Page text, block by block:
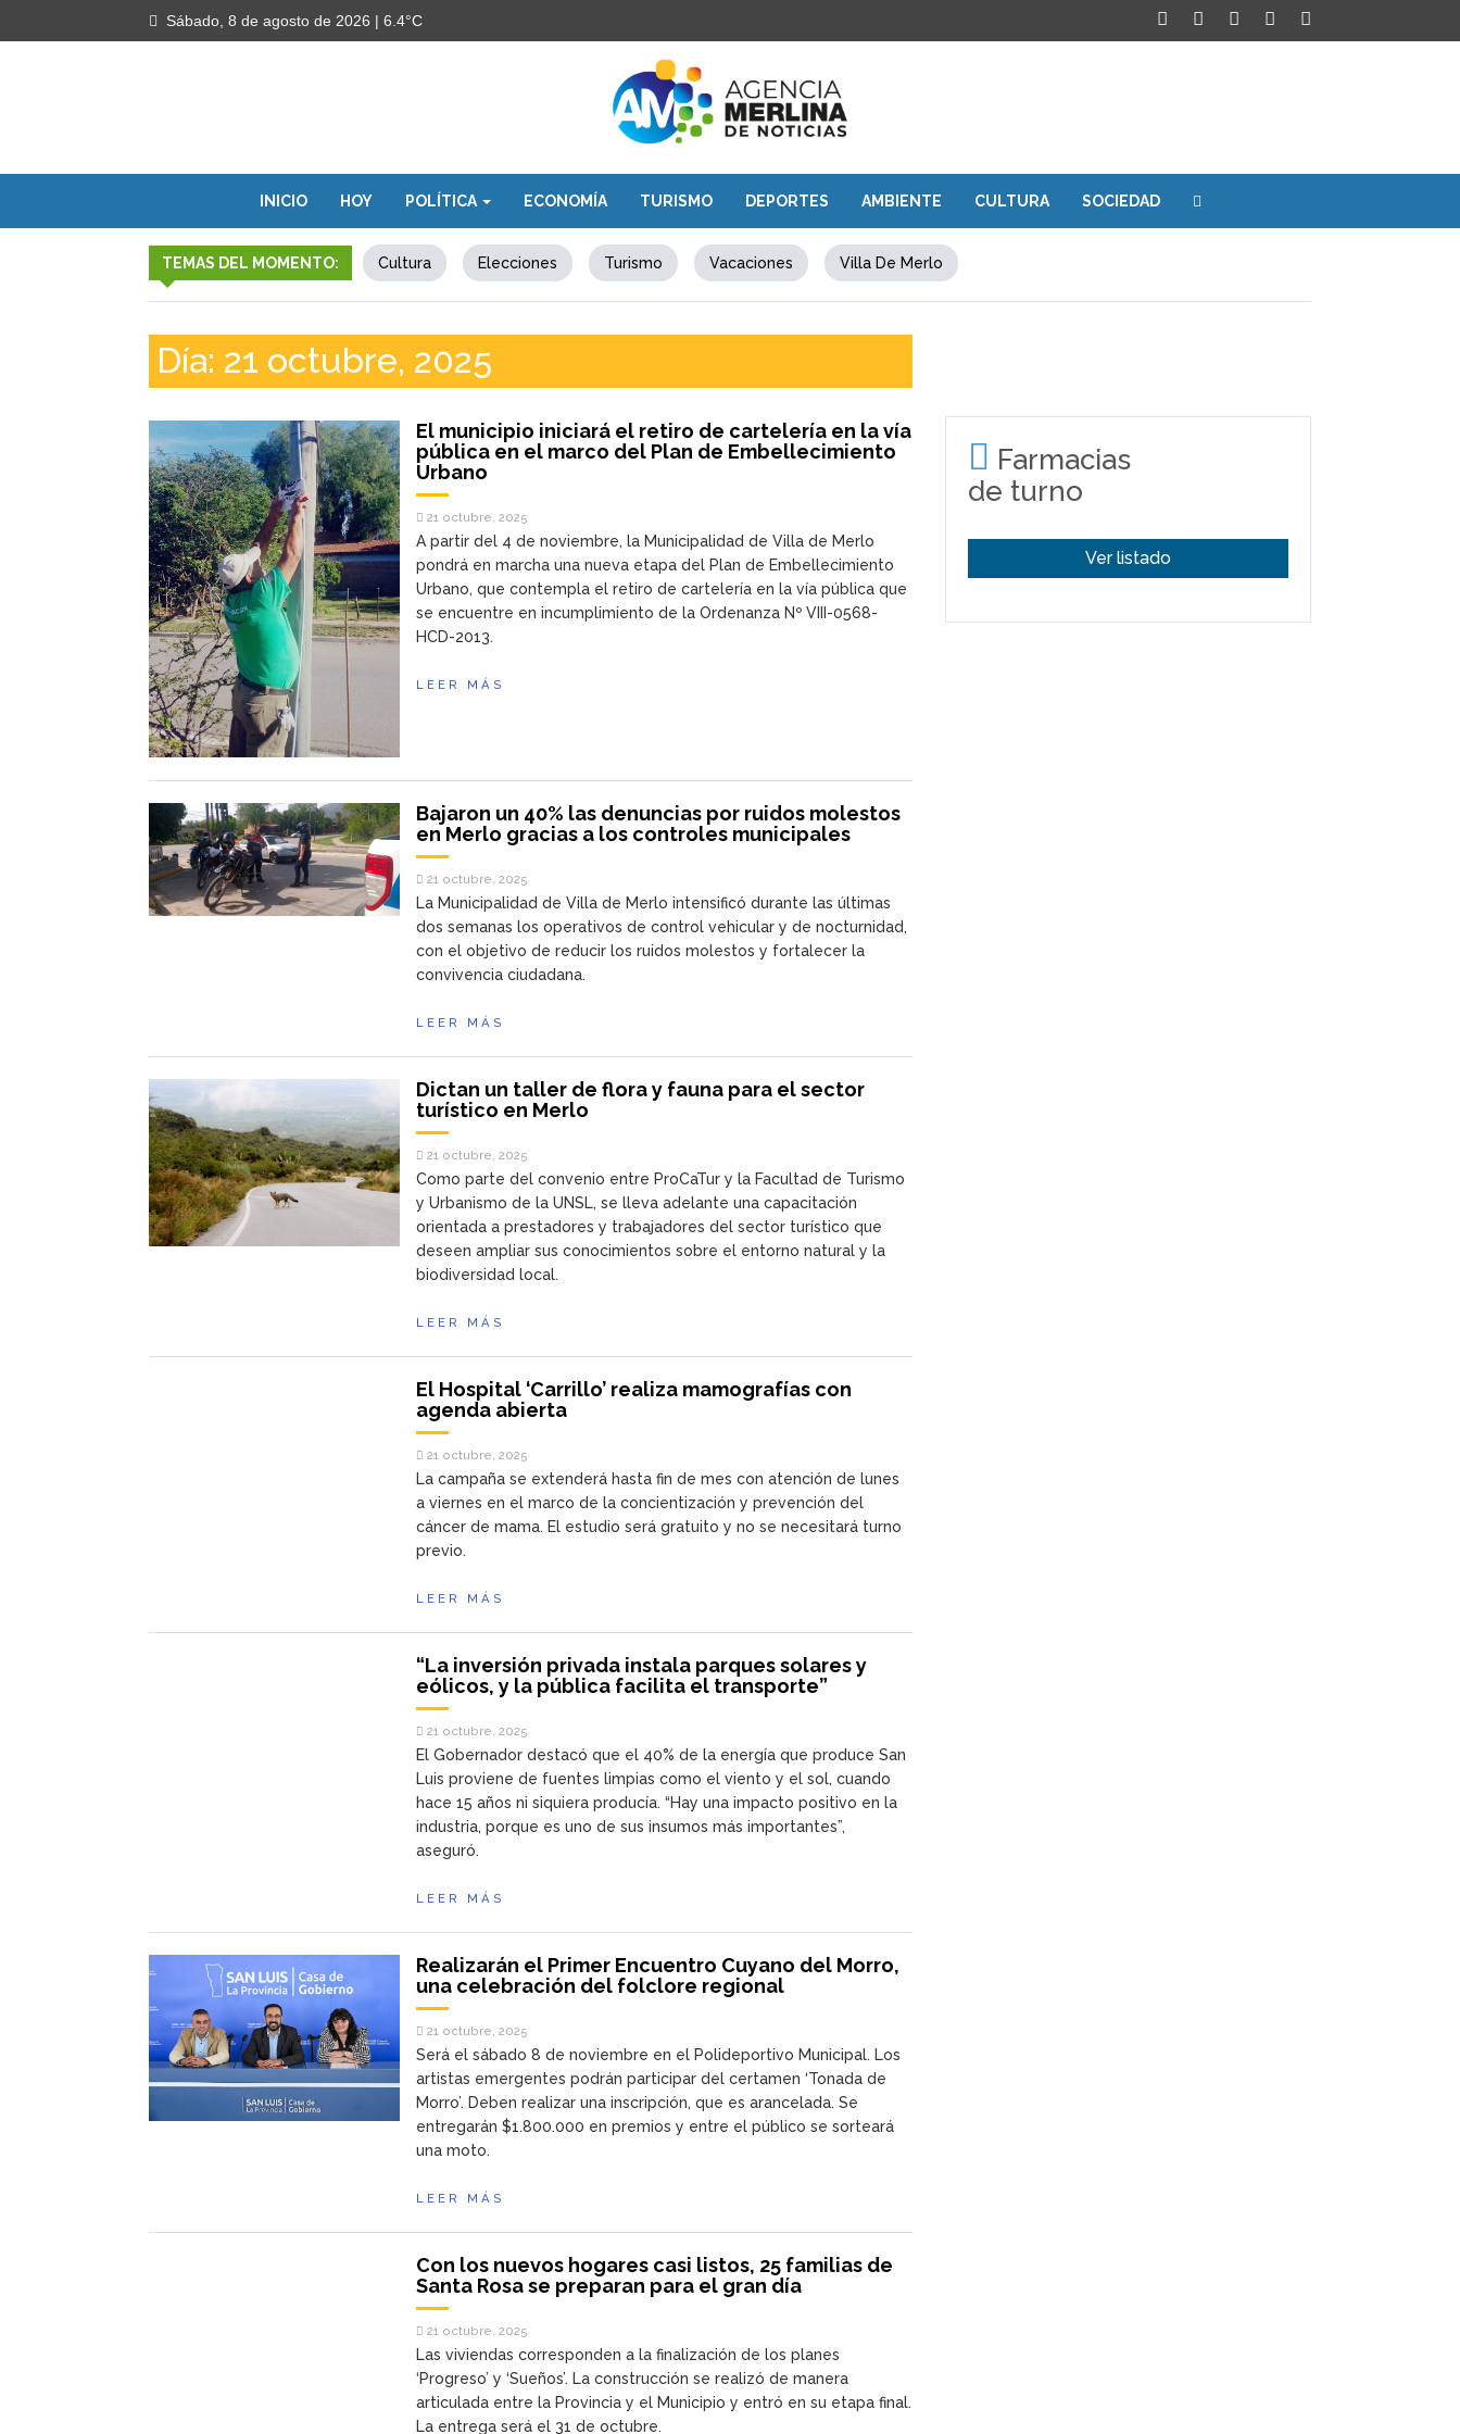
Sábado, 8 de agosto de 2026 | 6.4°C
INICIO HOY POLÍTICA ECONOMÍA TURISMO DEPORTES AMBIENTE CULTURA SOCIEDAD
TEMAS DEL MOMENTO: Cultura Elecciones Turismo Vacaciones Villa De Merlo
Día: 21 octubre, 2025
El municipio iniciará el retiro de cartelería en la vía
pública en el marco del Plan de Embellecimiento
Urbano
21 octubre, 2025
A partir del 4 de noviembre, la Municipalidad de Villa de Merlo
pondrá en marcha una nueva etapa del Plan de Embellecimiento
Urbano, que contempla el retiro de cartelería en la vía pública que
se encuentre en incumplimiento de la Ordenanza Nº VIII-0568-
HCD-2013.
LEER MÁS
Bajaron un 40% las denuncias por ruidos molestos
en Merlo gracias a los controles municipales
21 octubre, 2025
La Municipalidad de Villa de Merlo intensificó durante las últimas
dos semanas los operativos de control vehicular y de nocturnidad,
con el objetivo de reducir los ruidos molestos y fortalecer la
convivencia ciudadana.
LEER MÁS
Dictan un taller de flora y fauna para el sector
turístico en Merlo
21 octubre, 2025
Como parte del convenio entre ProCaTur y la Facultad de Turismo
y Urbanismo de la UNSL, se lleva adelante una capacitación
orientada a prestadores y trabajadores del sector turístico que
deseen ampliar sus conocimientos sobre el entorno natural y la
biodiversidad local.
LEER MÁS
El Hospital ‘Carrillo’ realiza mamografías con
agenda abierta
21 octubre, 2025
La campaña se extenderá hasta fin de mes con atención de lunes
a viernes en el marco de la concientización y prevención del
cáncer de mama. El estudio será gratuito y no se necesitará turno
previo.
LEER MÁS
“La inversión privada instala parques solares y
eólicos, y la pública facilita el transporte”
21 octubre, 2025
El Gobernador destacó que el 40% de la energía que produce San
Luis proviene de fuentes limpias como el viento y el sol, cuando
hace 15 años ni siquiera producía. “Hay una impacto positivo en la
industria, porque es uno de sus insumos más importantes”,
aseguró.
LEER MÁS
Realizarán el Primer Encuentro Cuyano del Morro,
una celebración del folclore regional
21 octubre, 2025
Será el sábado 8 de noviembre en el Polideportivo Municipal. Los
artistas emergentes podrán participar del certamen ‘Tonada de
Morro’. Deben realizar una inscripción, que es arancelada. Se
entregarán $1.800.000 en premios y entre el público se sorteará
una moto.
LEER MÁS
Con los nuevos hogares casi listos, 25 familias de
Santa Rosa se preparan para el gran día
21 octubre, 2025
Las viviendas corresponden a la finalización de los planes
‘Progreso’ y ‘Sueños’. La construcción se realizó de manera
articulada entre la Provincia y el Municipio y entró en su etapa final.
La entrega será el 31 de octubre.
Farmacias
de turno
Ver listado